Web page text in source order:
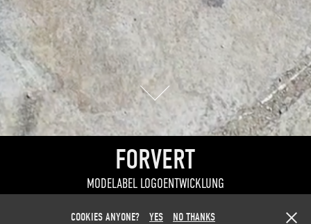
FORVERT
MODELABEL LOGOENTWICKLUNG
COOKIES ANYONE? YES NO THANKS